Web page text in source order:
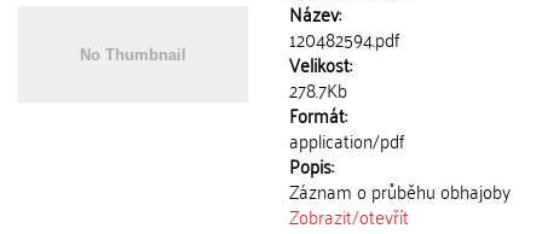
Název:
120482594.pdf
Velikost:
278.7Kb
Formát:
application/pdf
Popis:
Záznam o průběhu obhajoby
Zobrazit/otevřít